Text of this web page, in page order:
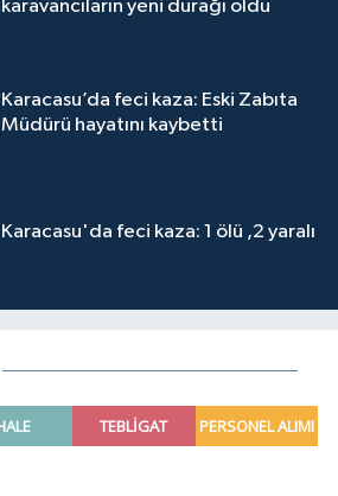
karavancıların yeni durağı oldu
Karacasu’da feci kaza: Eski Zabıta
Müdürü hayatını kaybetti
Karacasu'da feci kaza: 1 ölü ,2 yaralı